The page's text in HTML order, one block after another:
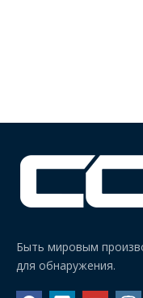
Быть мировым
для обнаружения.